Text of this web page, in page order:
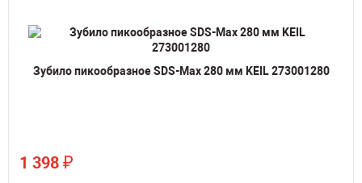
Зубило пикообразное SDS-Max 280 мм KEIL 273001280
1 398 ₽